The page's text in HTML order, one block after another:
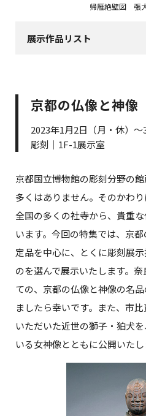
帰雁絶壁図 張
展示作品リスト
京都の仏像と神像
2023年1月2日（月・休）～
彫刻｜1F-1展示室
京都国立博物館の彫刻分野の
多くはありません。そのかわ
全国の多くの社寺から、貴重
います。今回の特集では、京
定品を中心に、とくに彫刻展
のを選んで展示いたします。
ての、京都の仏像と神像の名
ましたら幸いです。また、市
いただいた近世の獅子・狛犬
いる女神像とともに公開いたし